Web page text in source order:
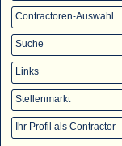
Contractoren-Auswahl
Suche
Links
Stellenmarkt
Ihr Profil als Contractor